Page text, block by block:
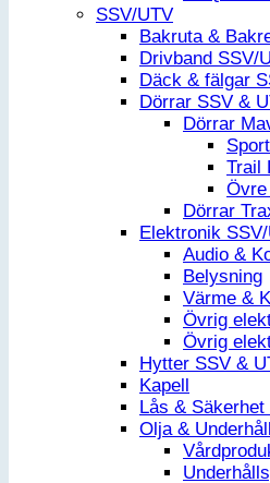
SSV/UTV
Bakruta &
Drivband SSV/
Däck & fälgar
Dörrar SSV &
Dörrar
Trail
Dörrar
Elektronik
Audio &
Belysning
Värme &
Övrig
Övrig
Hytter SSV &
Kapell
Lås & Säkerhet
Olja &